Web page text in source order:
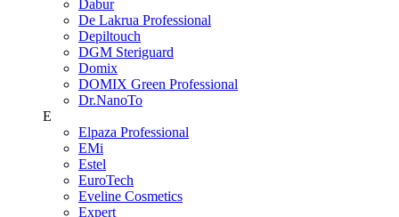
Dabur
De Lakrua Professional
Depiltouch
DGM Steriguard
Domix
DOMIX Green Professional
Dr.NanoTo
E
Elpaza Professional
EMi
Estel
EuroTech
Eveline Cosmetics
Expert